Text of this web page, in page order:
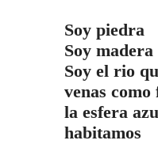
Soy piedra
Soy madera
Soy el rio
venas
la esfera
habitamos